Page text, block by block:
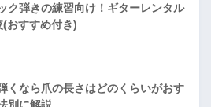
ク弾きの練習向け！ギターレンタル
おすすめ付き)
くなら爪の長さはどのくらいがおす